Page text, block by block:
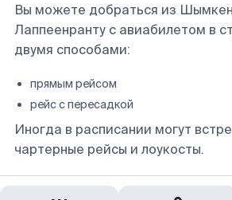
Вы можете добраться из
Лаппеенранту с авиабилетом в
двумя способами:
прямым рейсом
рейс с пересадкой
Иногда в расписании могут
чартерные рейсы и лоукосты.